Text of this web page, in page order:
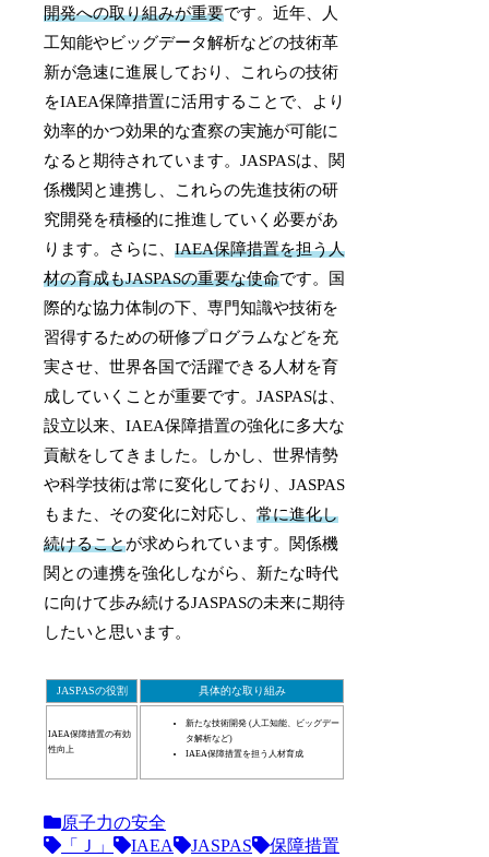
開発への取り組みが重要です。近年、人
工知能やビッグデータ解析などの技術革
新が急速に進展しており、これらの技術
をIAEA保障措置に活用することで、より
効率的かつ効果的な査察の実施が可能に
なると期待されています。JASPASは、関
係機関と連携し、これらの先進技術の研
究開発を積極的に推進していく必要があ
ります。さらに、IAEA保障措置を担う人
材の育成もJASPASの重要な使命です。国
際的な協力体制の下、専門知識や技術を
習得するための研修プログラムなどを充
実させ、世界各国で活躍できる人材を育
成していくことが重要です。JASPASは、
設立以来、IAEA保障措置の強化に多大な
貢献をしてきました。しかし、世界情勢
や科学技術は常に変化しており、JASPAS
もまた、その変化に対応し、常に進化し
続けることが求められています。関係機
関との連携を強化しながら、新たな時代
に向けて歩み続けるJASPASの未来に期待
したいと思います。
JASPASの役割 具体的な取り組み
IAEA保障措置の有効
性向上
新たな技術開発 (人工知能、ビッグデー
タ解析など)
IAEA保障措置を担う人材育成
原子力の安全
「Ｊ」
IAEA JASPAS
保障措置